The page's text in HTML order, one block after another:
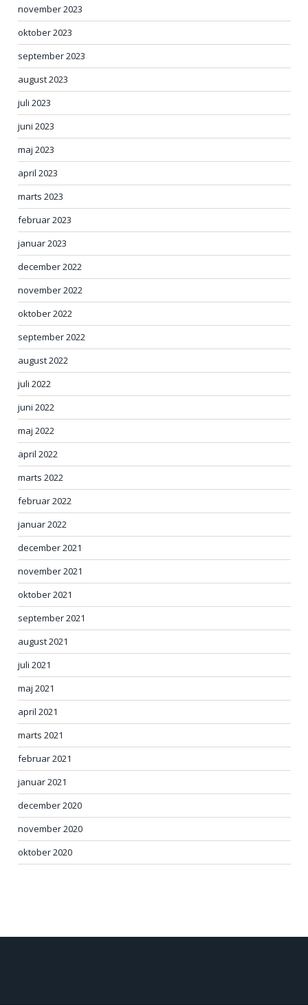
november 2023
oktober 2023
september 2023
august 2023
juli 2023
juni 2023
maj 2023
april 2023
marts 2023
februar 2023
januar 2023
december 2022
november 2022
oktober 2022
september 2022
august 2022
juli 2022
juni 2022
maj 2022
april 2022
marts 2022
februar 2022
januar 2022
december 2021
november 2021
oktober 2021
september 2021
august 2021
juli 2021
maj 2021
april 2021
marts 2021
februar 2021
januar 2021
december 2020
november 2020
oktober 2020